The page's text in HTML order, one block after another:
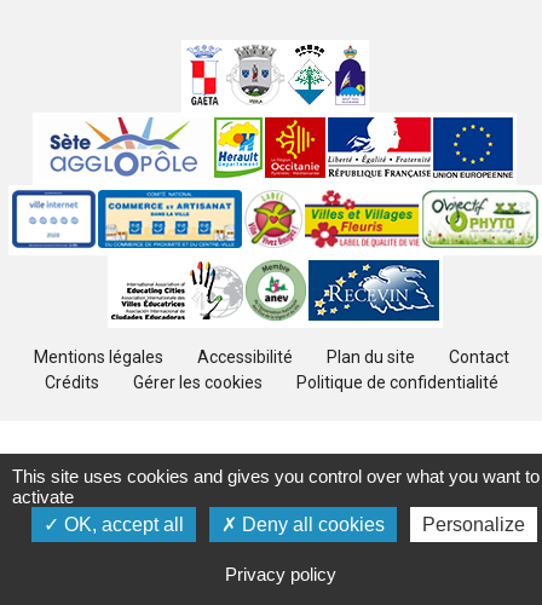
partenaires
Labels
Mentions légales Accessibilité Plan du site
Contact
Crédits
Gérer les cookies Politique de confidentialité
This site uses cookies and gives you control over what you want to
activate
OK, accept all
Deny all cookies Personalize
Privacy policy